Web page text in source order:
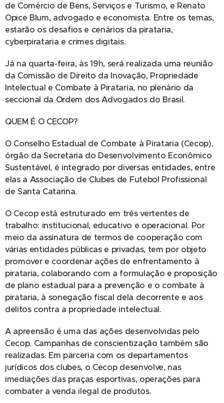
de Comércio de Bens, Serviços e Turismo, e Renato
Opice Blum, advogado e economista. Entre os temas,
estarão os desafios e cenários da pirataria,
cyberpirataria e crimes digitais.
Já na quarta-feira, às 19h, será realizada uma reunião
da Comissão de Direito da Inovação, Propriedade
Intelectual e Combate à Pirataria, no plenário da
seccional da Ordem dos Advogados do Brasil.
QUEM É O CECOP?
O Conselho Estadual de Combate à Pirataria (Cecop),
órgão da Secretaria do Desenvolvimento Econômico
Sustentável, é integrado por diversas entidades, entre
elas a Associação de Clubes de Futebol Profissional
de Santa Catarina.
O Cecop está estruturado em três vertentes de
trabalho: institucional, educativo e operacional. Por
meio da assinatura de termos de cooperação com
várias entidades públicas e privadas, tem por objeto
promover e coordenar ações de enfrentamento à
pirataria, colaborando com a formulação e proposição
de plano estadual para a prevenção e o combate à
pirataria, à sonegação fiscal dela decorrente e aos
delitos contra a propriedade intelectual.
A apreensão é uma das ações desenvolvidas pelo
Cecop. Campanhas de conscientização também são
realizadas. Em parceria com os departamentos
jurídicos dos clubes, o Cecop desenvolve, nas
imediações das praças esportivas, operações para
combater a venda ilegal de produtos.